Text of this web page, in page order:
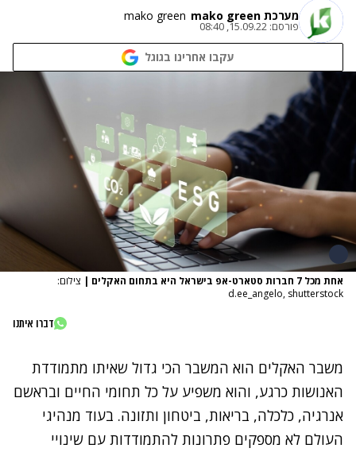
מערכת mako green mako green
פורסם: 15.09.22, 08:40
עקבו אחרינו בגוגל
אחת מכל 7 חברות סטארט-אפ בישראל היא בתחום האקלים | צילום:
d.ee_angelo, shutterstock
דברו איתנו
משבר האקלים הוא המשבר הכי גדול שאיתו מתמודדת
האנושות כרגע, והוא משפיע על כל תחומי החיים ובראשם
אנרגיה, כלכלה, בריאות, ביטחון ותזונה. בעוד מנהיגי
העולם לא מספקים פתרונות להתמודדות עם שינויי